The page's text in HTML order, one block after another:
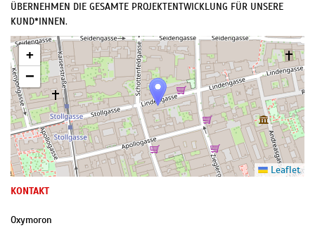
ÜBERNEHMEN DIE GESAMTE PROJEKTENTWICKLUNG FÜR UNSERE
KUND*INNEN.
+
−
Leaflet
KONTAKT
Oxymoron